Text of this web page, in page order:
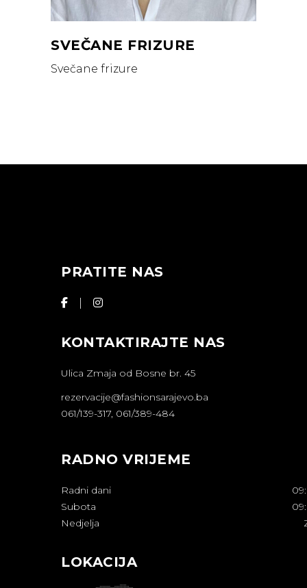
SVEČANE FRIZURE
Svečane frizure
PRATITE NAS
KONTAKTIRAJTE NAS
Ulica Zmaja od Bosne br. 45
rezervacije@fashionsarajevo.ba
061/139-317, 061/389-484
RADNO VRIJEME
Radni dani
Subota
Nedjelja
LOKACIJA